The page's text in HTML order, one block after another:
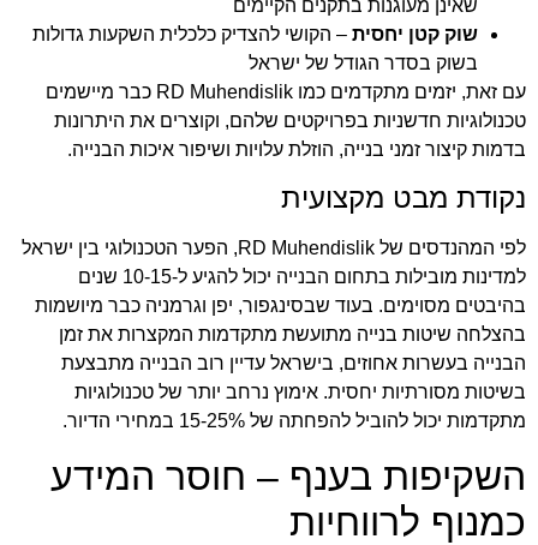
שאינן מעוגנות בתקנים הקיימים
שוק קטן יחסית – הקושי להצדיק כלכלית השקעות גדולות
בשוק בסדר הגודל של ישראל
עם זאת, יזמים מתקדמים כמו RD Muhendislik כבר מיישמים
טכנולוגיות חדשניות בפרויקטים שלהם, וקוצרים את היתרונות
בדמות קיצור זמני בנייה, הוזלת עלויות ושיפור איכות הבנייה.
נקודת מבט מקצועית
לפי המהנדסים של RD Muhendislik, הפער הטכנולוגי בין ישראל
למדינות מובילות בתחום הבנייה יכול להגיע ל-10-15 שנים
בהיבטים מסוימים. בעוד שבסינגפור, יפן וגרמניה כבר מיושמות
בהצלחה שיטות בנייה מתועשת מתקדמות המקצרות את זמן
הבנייה בעשרות אחוזים, בישראל עדיין רוב הבנייה מתבצעת
בשיטות מסורתיות יחסית. אימוץ נרחב יותר של טכנולוגיות
מתקדמות יכול להוביל להפחתה של 15-25% במחירי הדיור.
השקיפות בענף – חוסר המידע
כמנוף לרווחיות